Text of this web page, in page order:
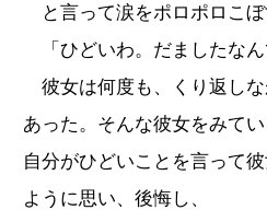
と言って涙をポロポロこぼ
「ひどいわ。だましたなん
彼女は何度も、くり返し
あった。そんな彼女をみて
自分がひどいことを言って
ように思い、後悔し、